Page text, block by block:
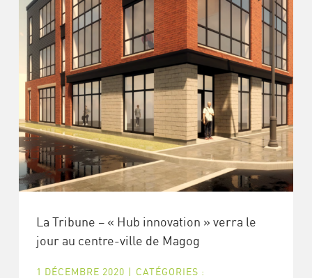
La Tribune – « Hub innovation » verra le
jour au centre-ville de Magog
1 DÉCEMBRE 2020 | CATÉGORIES :